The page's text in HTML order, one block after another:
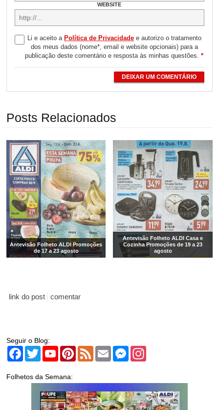
WEBSITE
Li e aceito a Política de Privacidadee autorizo o tratamento
dos meus dados (nome*, email e website opcionais) para a
publicação deste comentário e resposta às minhas questões.*
DEIXAR UM COMENTÁRIO
Posts Relacionados
Antevisão Folheto ALDI Promoções
de 17 a 23 agosto
Antevisão Folheto ALDI Casa e
Cozinha Promoções de 19 a 23
agosto
link do post comentar
Seguir o Blog:
Facebook
TwitterYouTubePinterest
Feed Email Messenger
Folhetos da Semana: